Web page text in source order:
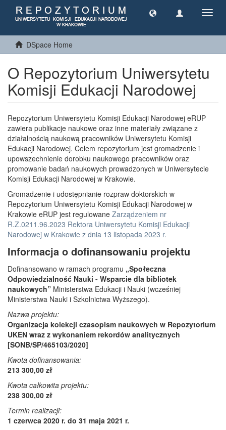
DSpace Home
O Repozytorium Uniwersytetu
Komisji Edukacji Narodowej
Repozytorium Uniwersytetu Komisji Edukacji Narodowej eRUP
zawiera publikacje naukowe oraz inne materiały związane z
działalnością naukową pracowników Uniwersytetu Komisji
Edukacji Narodowej. Celem repozytorium jest gromadzenie i
upowszechnienie dorobku naukowego pracowników oraz
promowanie badań naukowych prowadzonych w Uniwersytecie
Komisji Edukacji Narodowej w Krakowie.
Gromadzenie i udostępnianie rozpraw doktorskich w
Repozytorium Uniwersytetu Komisji Edukacji Narodowej w
Krakowie eRUP jest regulowane Zarządzeniem nr
R.Z.0211.96.2023 Rektora Uniwersytetu Komisji Edukacji
Narodowej w Krakowie z dnia 13 listopada 2023 r.
Informacja o dofinansowaniu projektu
Dofinansowano w ramach programu „Społeczna
Odpowiedzialność Nauki - Wsparcie dla bibliotek
naukowych” Ministerstwa Edukacji i Nauki (wcześniej
Ministerstwa Nauki i Szkolnictwa Wyższego).
Nazwa projektu:
Organizacja kolekcji czasopism naukowych w Repozytorium
UKEN wraz z wykonaniem rekordów analitycznych
[SONB/SP/465103/2020]
Kwota dofinansowania:
213 300,00 zł
Kwota całkowita projektu:
238 300,00 zł
Termin realizacji:
1 czerwca 2020 r. do 31 maja 2021 r.